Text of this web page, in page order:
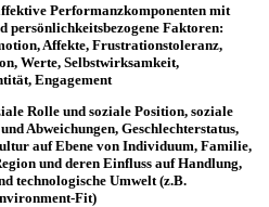
Performanzkomponenten mit
persönlichkeitsbezogene Faktoren:
Affekte, Frustrationstoleranz,
Werte, Selbstwirksamkeit,
Engagement
Rolle und soziale Position, soziale
Abweichungen, Geschlechterstatus,
auf Ebene von Individuum, Familie,
und deren Einfluss auf Handlung,
technologische Umwelt (z.B.
Fit)